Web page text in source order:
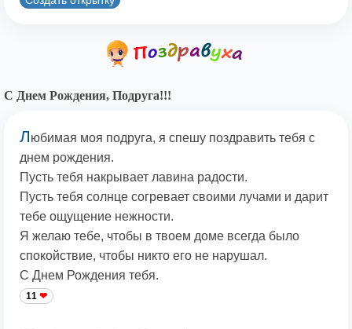
С Днем Рождения, Подруга!!!
Любимая моя подруга, я спешу поздравить тебя с
днем рождения.
Пусть тебя накрывает лавина радости.
Пусть тебя солнце согревает своими лучами и дарит
тебе ощущение нежности.
Я желаю тебе, чтобы в твоем доме всегда было
спокойствие, чтобы никто его не нарушал.
С Днем Рождения тебя.
11